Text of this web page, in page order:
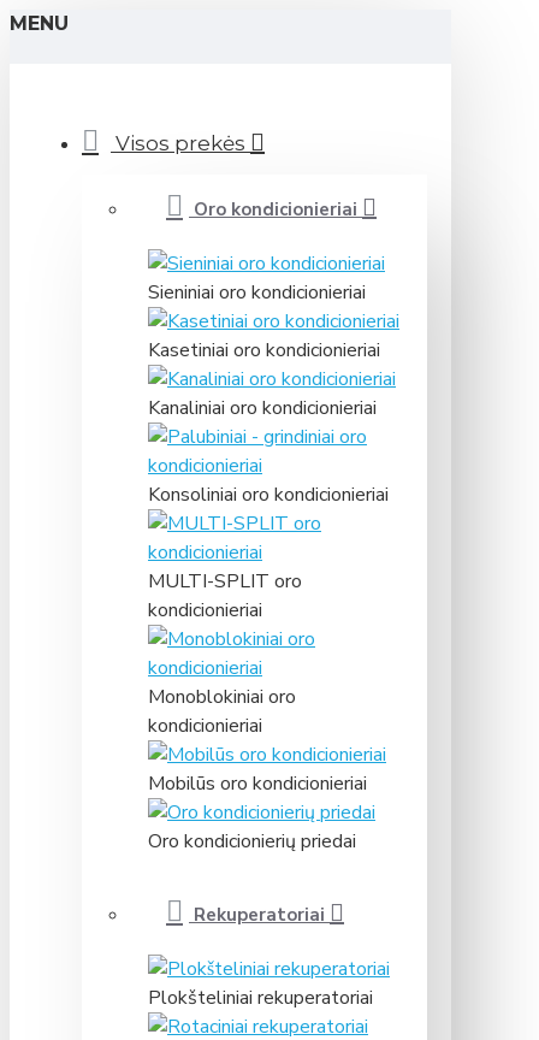
MENU
Visos prekės
Oro kondicionieriai
Sieniniai oro kondicionieriai
Kasetiniai oro kondicionieriai
Kanaliniai oro kondicionieriai
Konsoliniai oro kondicionieriai
MULTI-SPLIT oro
kondicionieriai
Monoblokiniai oro
kondicionieriai
Mobilūs oro kondicionieriai
Oro kondicionierių priedai
Rekuperatoriai
Plokšteliniai rekuperatoriai